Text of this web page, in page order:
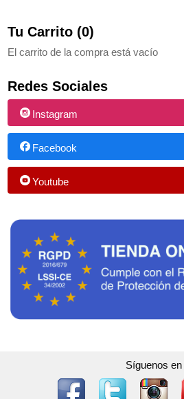
Tu Carrito (0)
El carrito de la compra está vacío
Redes Sociales
Instagram
Facebook
Youtube
Síguenos en